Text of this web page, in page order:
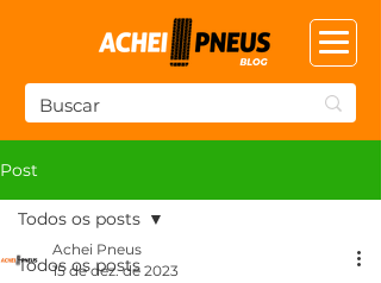
Post
Todos os posts
Todos os posts
Achei Pneus
15 de dez. de 2023